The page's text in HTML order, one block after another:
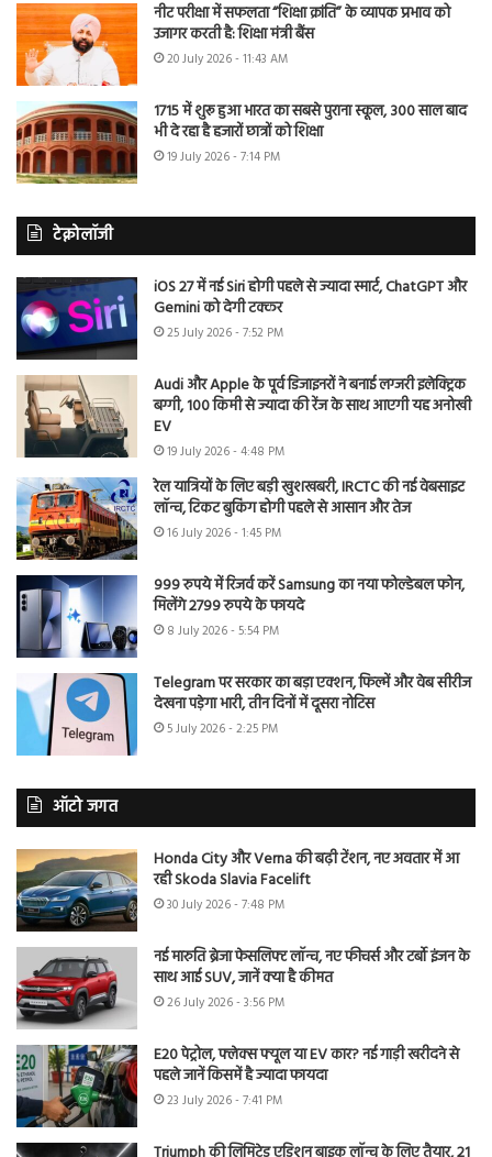
नीट परीक्षा में सफलता “शिक्षा क्रांति” के व्यापक प्रभाव को
उजागर करती है: शिक्षा मंत्री बैंस
20 July 2026 - 11:43 AM
1715 में शुरू हुआ भारत का सबसे पुराना स्कूल, 300 साल बाद
भी दे रहा है हजारों छात्रों को शिक्षा
19 July 2026 - 7:14 PM
टेक्नोलॉजी
iOS 27 में नई Siri होगी पहले से ज्यादा स्मार्ट, ChatGPT और
Gemini को देगी टक्कर
25 July 2026 - 7:52 PM
Audi और Apple के पूर्व डिजाइनरों ने बनाई लग्जरी इलेक्ट्रिक
बग्गी, 100 किमी से ज्यादा की रेंज के साथ आएगी यह अनोखी
EV
19 July 2026 - 4:48 PM
रेल यात्रियों के लिए बड़ी खुशखबरी, IRCTC की नई वेबसाइट
लॉन्च, टिकट बुकिंग होगी पहले से आसान और तेज
16 July 2026 - 1:45 PM
999 रुपये में रिजर्व करें Samsung का नया फोल्डेबल फोन,
मिलेंगे 2799 रुपये के फायदे
8 July 2026 - 5:54 PM
Telegram पर सरकार का बड़ा एक्शन, फिल्में और वेब सीरीज
देखना पड़ेगा भारी, तीन दिनों में दूसरा नोटिस
5 July 2026 - 2:25 PM
ऑटो जगत
Honda City और Verna की बढ़ी टेंशन, नए अवतार में आ
रही Skoda Slavia Facelift
30 July 2026 - 7:48 PM
नई मारुति ब्रेजा फेसलिफ्ट लॉन्च, नए फीचर्स और टर्बो इंजन के
साथ आई SUV, जानें क्या है कीमत
26 July 2026 - 3:56 PM
E20 पेट्रोल, फ्लेक्स फ्यूल या EV कार? नई गाड़ी खरीदने से
पहले जानें किसमें है ज्यादा फायदा
23 July 2026 - 7:41 PM